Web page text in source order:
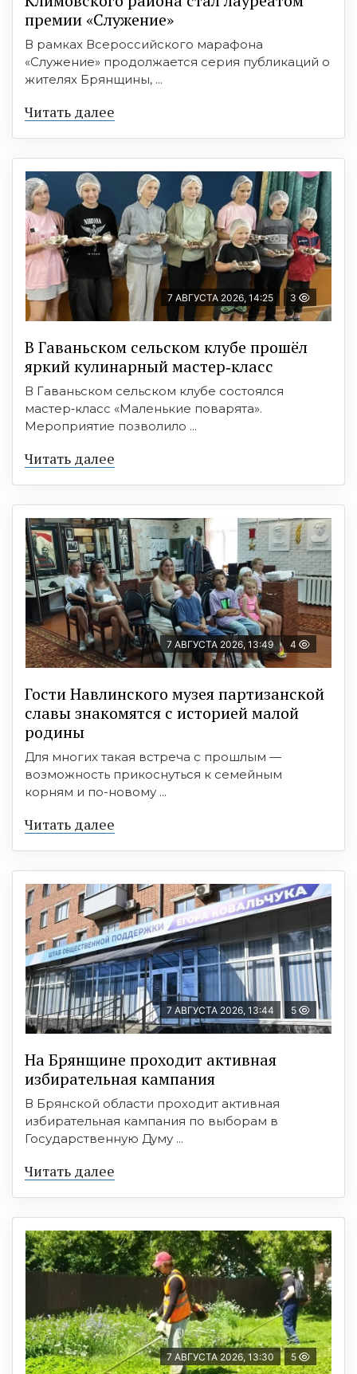
премии «Служение»
В рамках Всероссийского марафона
«Служение» продолжается серия публикаций о
жителях Брянщины, ...
Читать далее
7 АВГУСТА 2026, 14:25 3
В Гаваньском сельском клубе прошёл
яркий кулинарный мастер‑класс
В Гаваньском сельском клубе состоялся
мастер‑класс «Маленькие поварята».
Мероприятие позволило ...
Читать далее
7 АВГУСТА 2026, 13:49 4
Гости Навлинского музея партизанской
славы знакомятся с историей малой
родины
Для многих такая встреча с прошлым —
возможность прикоснуться к семейным
корням и по-новому ...
Читать далее
7 АВГУСТА 2026, 13:44 5
На Брянщине проходит активная
избирательная кампания
В Брянской области проходит активная
избирательная кампания по выборам в
Государственную Думу ...
Читать далее
7 АВГУСТА 2026, 13:30 5